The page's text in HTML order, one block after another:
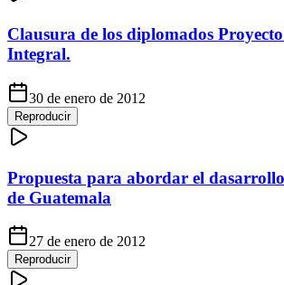
Clausura de los diplomados
Integral.
30 de enero de 2012
Reproducir
Propuesta para abordar el
de Guatemala
27 de enero de 2012
Reproducir